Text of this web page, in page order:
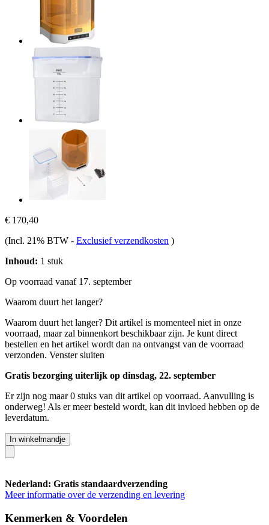
€ 170,40
(Incl. 21% BTW - Exclusief verzendkosten )
Inhoud: 1 stuk
Op voorraad vanaf 17. september
Waarom duurt het langer?
Waarom duurt het langer? Dit artikel is momenteel niet in onze
voorraad, maar zal binnenkort beschikbaar zijn. Je kunt direct
bestellen en het artikel wordt dan na ontvangst van de voorraad
verzonden. Venster sluiten
Gratis bezorging uiterlijk op dinsdag, 22. september
Er zijn nog maar 0 stuks van dit artikel op voorraad. Aanvulling is
onderweg! Als er meer besteld wordt, kan dit invloed hebben op de
leverdatum.
In winkelmandje
Nederland: Gratis standaardverzending
Meer informatie over de verzending en levering
Kenmerken & Voordelen